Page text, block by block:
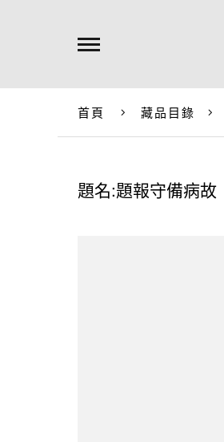
首頁 藏品目錄
題名:題報守備病故